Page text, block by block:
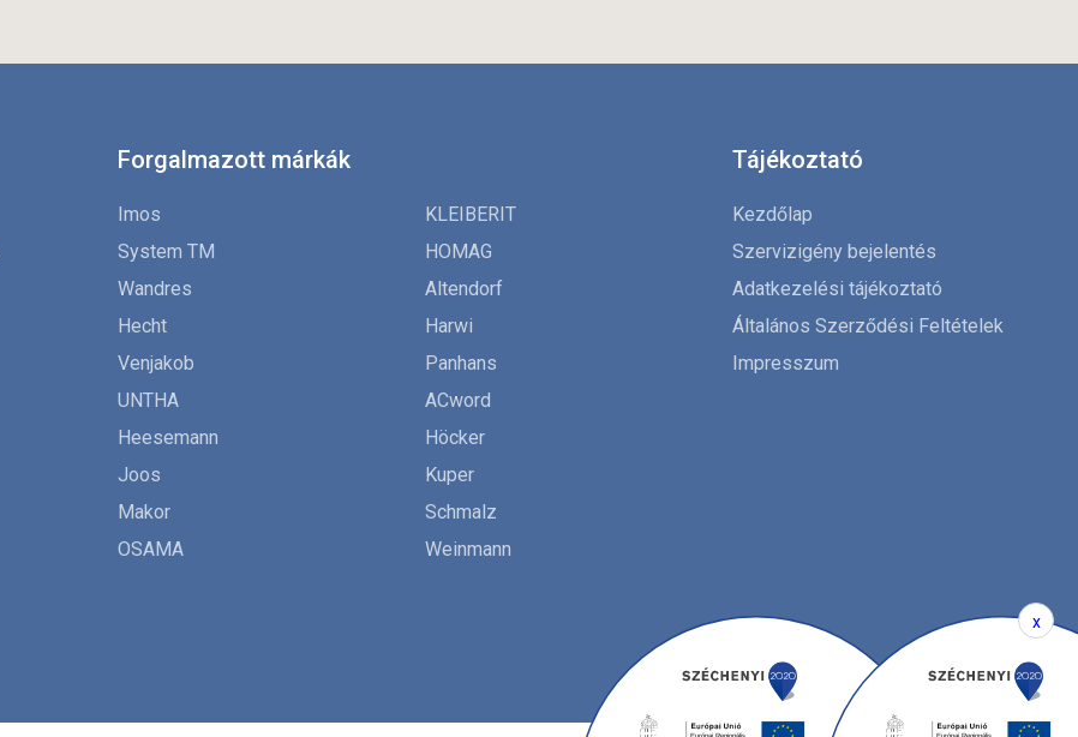
Forgalmazott márkák
Imos
KLEIBERIT
System TM
HOMAG
Wandres
Altendorf
Hecht
Harwi
Venjakob
Panhans
UNTHA
ACword
Heesemann
Höcker
Joos
Kuper
Makor
Schmalz
OSAMA
Weinmann
Tájékoztató
Kezdőlap
Szervizigény bejelentés
Adatkezelési tájékoztató
Általános Szerződési Feltételek
Impresszum
x